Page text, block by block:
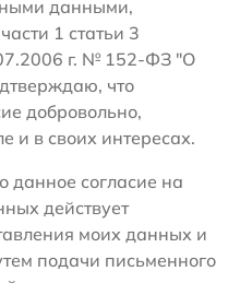
данными,
1 статьи 3
г. № 152-ФЗ "О
что
добровольно,
и в своих интересах.
данное согласие на
действует
моих данных и
подачи письменного